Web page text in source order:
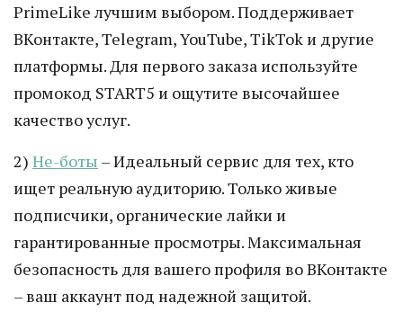
PrimeLike лучшим выбором. Поддерживает
ВКонтакте, Telegram, YouTube, TikTok и другие
платформы. Для первого заказа используйте
промокод START5 и ощутите высочайшее
качество услуг.
2) Не-боты – Идеальный сервис для тех, кто
ищет реальную аудиторию. Только живые
подписчики, органические лайки и
гарантированные просмотры. Максимальная
безопасность для вашего профиля во ВКонтакте
– ваш аккаунт под надежной защитой.